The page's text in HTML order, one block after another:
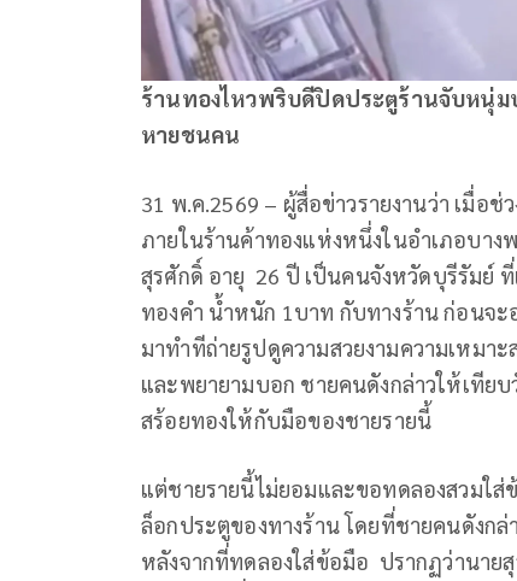
ร้านทองไหวพริบดีปิดประตูร้านจับหนุ่มบุ
หายชนคน
31 พ.ค.2569 – ผู้สื่อข่าวรายงานว่า เมื่อ
ภายในร้านค้าทองแห่งหนึ่งในอำเภอบา
สุรศักดิ์ อายุ 26 ปี เป็นคนจังหวัดบุรีรัมย์
ทองคำ น้ำหนัก 1บาท กับทางร้าน ก่อนจ
มาทำทีถ่ายรูปดูความสวยงามความเหมาะ
และพยายามบอก ชายคนดังกล่าวให้เทีย
สร้อยทองให้กับมือของชายรายนี้
แต่ชายรายนี้ไม่ยอมและขอทดลองสวมใส่
ล็อกประตูของทางร้าน โดยที่ชายคนดังกล่
หลังจากที่ทดลองใส่ข้อมือ ปรากฏว่านาย